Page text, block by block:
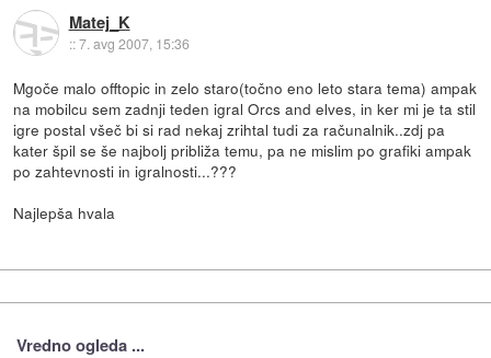
Matej_K
::7. avg 2007, 15:36
Mgoče malo offtopic in zelo staro(točno eno leto stara tema) ampak
na mobilcu sem zadnji teden igral Orcs and elves, in ker mi je ta stil
igre postal všeč bi si rad nekaj zrihtal tudi za računalnik..zdj pa
kater špil se še najbolj približa temu, pa ne mislim po grafiki ampak
po zahtevnosti in igralnosti...???
Najlepša hvala
Vredno ogleda ...